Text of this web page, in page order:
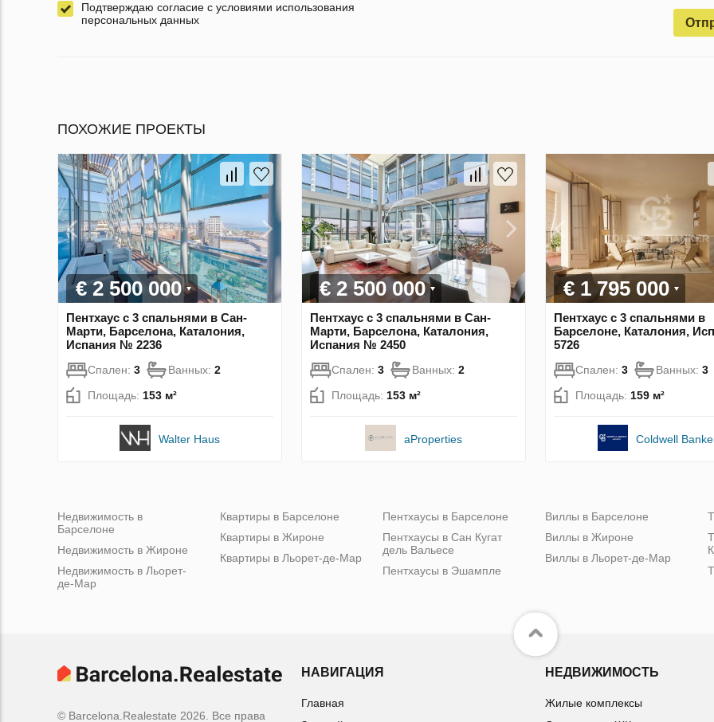
Подтверждаю согласие с условиями использования
персональных данных
ПОХОЖИЕ ПРОЕКТЫ
€ 2 500 000
Пентхаус с 3 спальнями в Сан-
Марти, Барселона, Каталония,
Испания № 2236
Спален: 3 Ванных: 2
Площадь: 153 м²
Walter Haus
€ 2 500 000
Пентхаус с 3 спальнями в Сан-
Марти, Барселона, Каталония,
Испания № 2450
Спален: 3 Ванных: 2
Площадь: 153 м²
aProperties
€ 1 795 000
Пентхаус с 3 спальнями в
Барселоне, Каталония,
5726
Спален: 3 Ванных: 3
Площадь: 159 м²
Coldwell
Недвижимость в
Барселоне
Недвижимость в Жироне
Недвижимость в Льорет-
де-Мар
Квартиры в Барселоне
Квартиры в Жироне
Квартиры в Льорет-де-Мар
Пентхаусы в Барселоне
Пентхаусы в Сан Кугат
дель Вальесе
Пентхаусы в Эшампле
Виллы в Барселоне
Виллы в Жироне
Виллы в Льорет-де-Мар
© Barcelona.Realestate 2026. Все права
НАВИГАЦИЯ
Главная
НЕДВИЖИМОСТЬ
Жилые комплексы